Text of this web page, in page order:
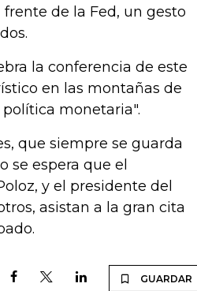
de la Fed, un gesto
la conferencia de este
en las montañas de
monetaria".
que siempre se guarda
se espera que el
y el presidente del
asistan a la gran cita
GUARDAR